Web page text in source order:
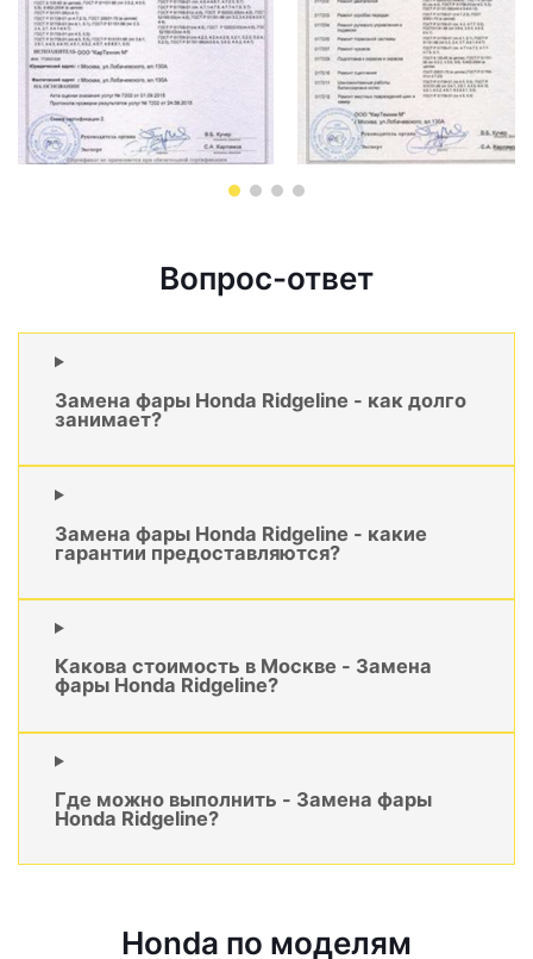
Вопрос-ответ
Замена фары Honda Ridgeline - как долго
занимает?
Замена фары Honda Ridgeline - какие
гарантии предоставляются?
Какова стоимость в Москве - Замена
фары Honda Ridgeline?
Где можно выполнить - Замена фары
Honda Ridgeline?
Honda по моделям